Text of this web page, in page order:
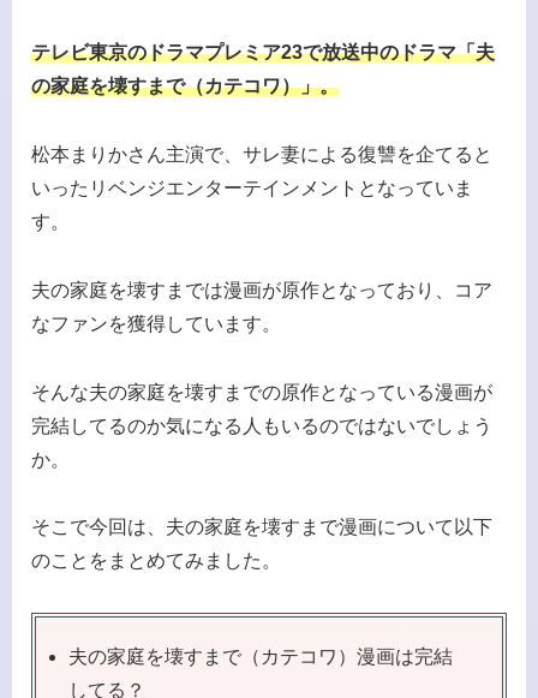
テレビ東京のドラマプレミア23で放送中のドラマ「夫
の家庭を壊すまで（カテコワ）」。
松本まりかさん主演で、サレ妻による復讐を企てると
いったリベンジエンターテインメントとなっていま
す。
夫の家庭を壊すまでは漫画が原作となっており、コア
なファンを獲得しています。
そんな夫の家庭を壊すまでの原作となっている漫画が
完結してるのか気になる人もいるのではないでしょう
か。
そこで今回は、夫の家庭を壊すまで漫画について以下
のことをまとめてみました。
夫の家庭を壊すまで（カテコワ）漫画は完結
してる？